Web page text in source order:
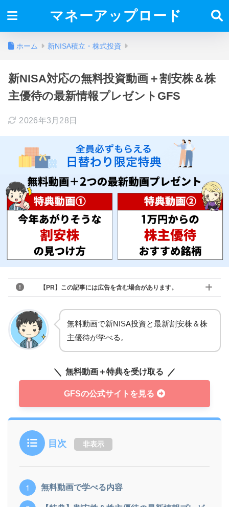
マネーアップロード
ホーム 新NISA積立・株式投資
新NISA対応の無料投資動画＋割安株＆株
主優待の最新情報プレゼントGFS
2026年3月28日
【PR】この記事には広告を含む場合があります。
無料動画で新NISA投資と最新割安株＆株
主優待が学べる。
無料動画＋特典を受け取る
GFSの公式サイトを見る
目次 非表示
無料動画で学べる内容